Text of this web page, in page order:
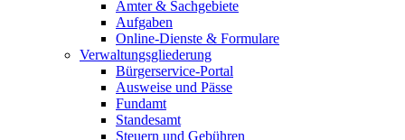
Ämter & Sachgebiete
Aufgaben
Online-Dienste & Formulare
Verwaltungsgliederung
Bürgerservice-Portal
Ausweise und Pässe
Fundamt
Standesamt
Steuern und Gebühren